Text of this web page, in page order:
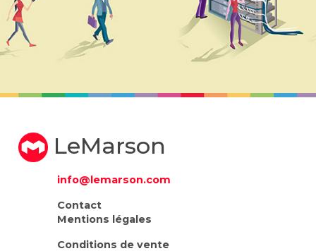
LeMarson
info@lemarson.com
Contact
Mentions légales
Conditions de vente